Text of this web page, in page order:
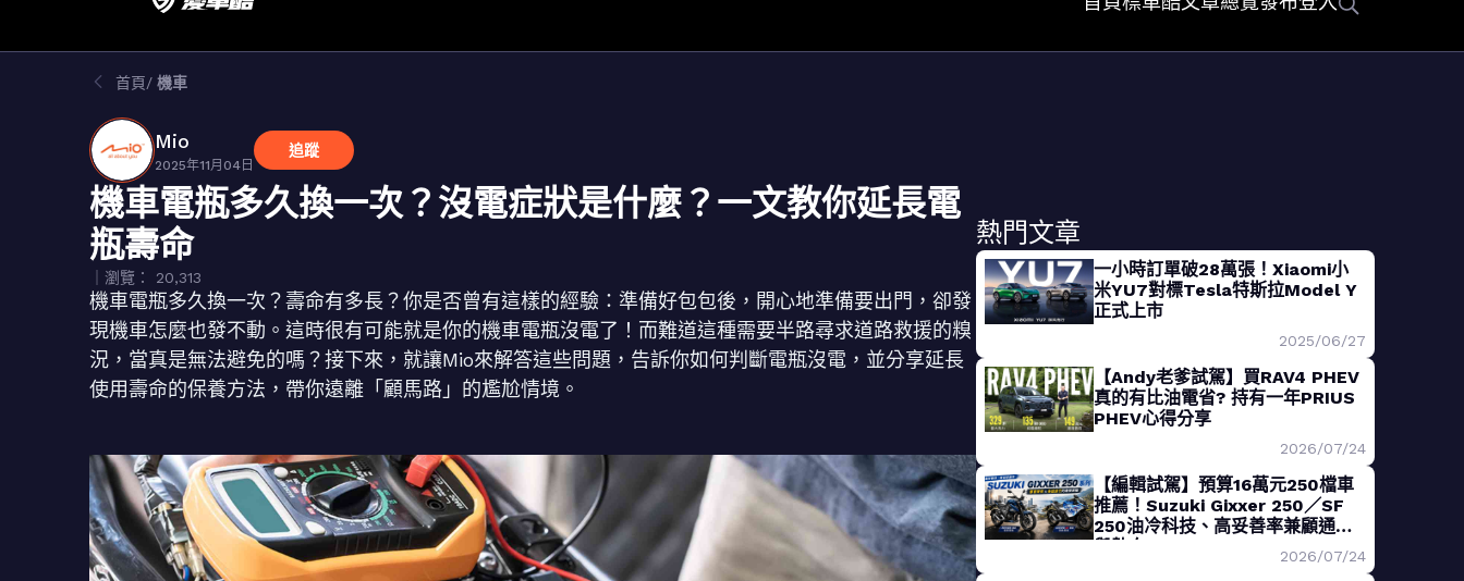
首頁 機車
Mio
2025年11月04日
追蹤
機車電瓶多久換一次？沒電症狀是什麼？一文教你延長電
瓶壽命
｜瀏覽： 20,313
機車電瓶多久換一次？壽命有多長？你是否曾有這樣的經驗：準備好包包後，開心地準備要出門，卻發
現機車怎麼也發不動。這時很有可能就是你的機車電瓶沒電了！而難道這種需要半路尋求道路救援的糗
況，當真是無法避免的嗎？接下來，就讓Mio來解答這些問題，告訴你如何判斷電瓶沒電，並分享延長
使用壽命的保養方法，帶你遠離「顧馬路」的尷尬情境。
熱門文章
一小時訂單破28萬張！Xiaomi小
米YU7對標Tesla特斯拉Model Y
正式上市
2025/06/27
【Andy老爹試駕】買RAV4 PHEV
真的有比油電省? 持有一年PRIUS
PHEV心得分享
2026/07/24
【編輯試駕】預算16萬元250檔車
推薦！Suzuki Gixxer 250／SF
250油冷科技、高妥善率兼顧通勤
與熱血
2026/07/24